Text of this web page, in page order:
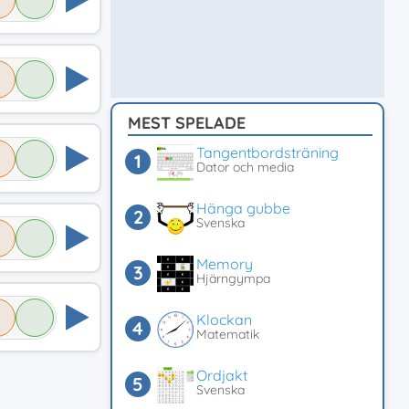
MEST SPELADE
Tangentbordsträning
Dator och media
Hänga gubbe
Svenska
Memory
Hjärngympa
Klockan
Matematik
Ordjakt
Svenska